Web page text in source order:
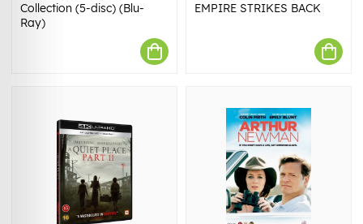
Collection (5-disc) (Blu-
Ray)
EMPIRE STRIKES BACK